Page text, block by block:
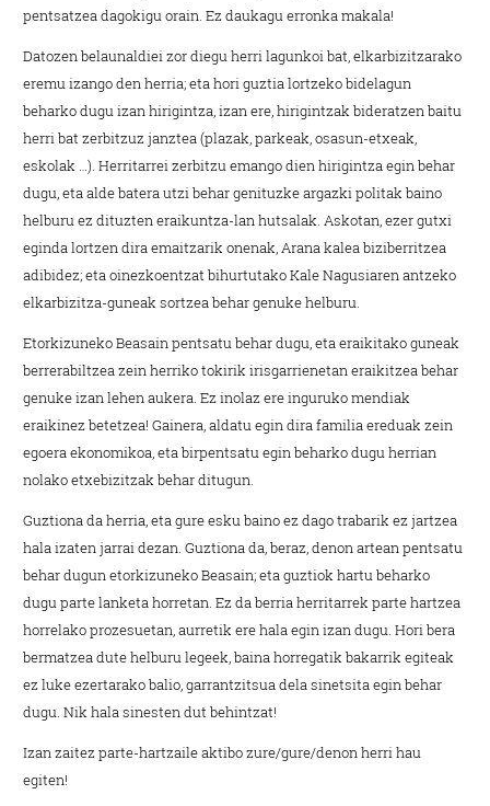
pentsatzea dagokigu orain. Ez daukagu erronka makala!
Datozen belaunaldiei zor diegu herri lagunkoi bat, elkarbizitzarako
eremu izango den herria; eta hori guztia lortzeko bidelagun
beharko dugu izan hirigintza, izan ere, hirigintzak bideratzen baitu
herri bat zerbitzuz janztea (plazak, parkeak, osasun-etxeak,
eskolak …). Herritarrei zerbitzu emango dien hirigintzaegin behar
dugu, eta alde batera utzi behar genituzke argazki politak baino
helburu ez dituzten eraikuntza-lan hutsalak. Askotan, ezer gutxi
eginda lortzen dira emaitzarik onenak, Arana kalea biziberritzea
adibidez; eta oinezkoentzat bihurtutako Kale Nagusiaren antzeko
elkarbizitza-guneak sortzea behar genuke helburu.
Etorkizuneko Beasain pentsatu behar dugu, eta eraikitako guneak
berrerabiltzea zein herriko tokirik irisgarrienetan eraikitzea behar
genuke izan lehen aukera. Ez inolaz ereinguruko mendiak
eraikinez betetzea! Gainera, aldatu egin dira familia ereduak zein
egoera ekonomikoa, eta birpentsatu egin beharko dugu herrian
nolako etxebizitzak behar ditugun.
Guztiona da herria, eta gure esku baino ez dago trabarik ez jartzea
hala izaten jarrai dezan. Guztiona da, beraz, denon artean pentsatu
behar dugun etorkizuneko Beasain; eta guztiok hartu beharko
dugu parte lanketa horretan. Ez da berria herritarrek parte hartzea
horrelako prozesuetan, aurretik ere hala egin izan dugu. Hori bera
bermatzea dute helburu legeek, baina horregatik bakarrik egiteak
ez luke ezertarako balio, garrantzitsua dela sinetsita egin behar
dugu. Nik hala sinesten dut behintzat!
Izan zaitez parte-hartzaile aktibo zure/gure/denon herri hau
egiten!